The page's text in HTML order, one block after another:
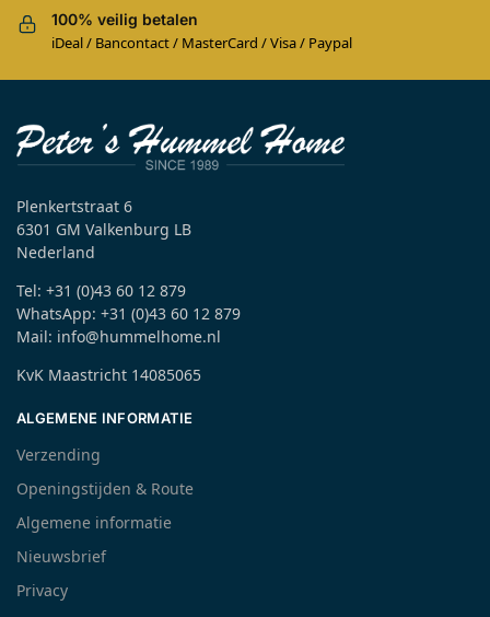
100% veilig betalen
iDeal / Bancontact / MasterCard / Visa / Paypal
Plenkertstraat 6
6301 GM Valkenburg LB
Nederland
Tel: +31 (0)43 60 12 879
WhatsApp: +31 (0)43 60 12 879
Mail: info@hummelhome.nl
KvK Maastricht 14085065
ALGEMENE INFORMATIE
Verzending
Openingstijden & Route
Algemene informatie
Nieuwsbrief
Privacy